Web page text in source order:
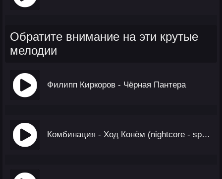
Обратите внимание на эти крутые
мелодии
Филипп Киркоров - Чёрная Пантера
Комбинация - Ход Конём (nightcore - speed up)